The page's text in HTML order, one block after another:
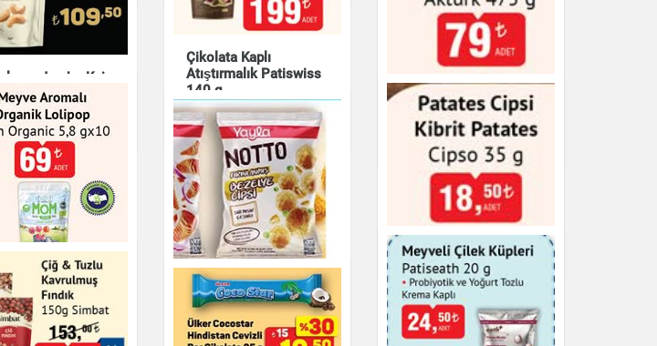
Nohut Cipsi Fellas 50
g - Paprika Aromalı
Çikolata & Bisküvi & Kuruyemiş
Jumbo Kaju
g
Bisküvi & Kuruyemiş
Çikolata Kaplı
Atıştırmalık Patiswiss
140 g
Çikolata & Bisküvi & Kuruyemiş
Fındık Kremalı Gofret
Aktürk 475 g
Çikolata & Bisküvi & Kuruyemiş
Aromalı Organik
Mom Organic
x10